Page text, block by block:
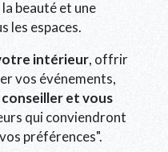
beauté et une
les espaces.
intérieur, offrir
vos événements,
et vous
qui conviendront
préférences".